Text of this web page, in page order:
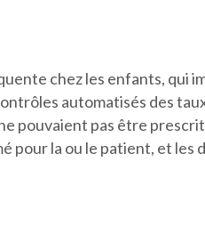
chez les enfants, qui
automatisés des
pouvaient pas être
pour la ou le patient, et